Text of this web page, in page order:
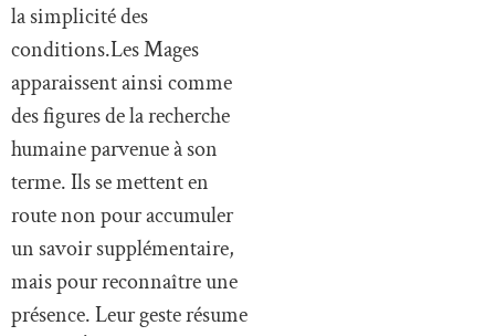
la simplicité des
conditions.Les Mages
apparaissent ainsi comme
des figures de la recherche
humaine parvenue à son
terme. Ils se mettent en
route non pour accumuler
un savoir supplémentaire,
mais pour reconnaître une
présence. Leur geste résume